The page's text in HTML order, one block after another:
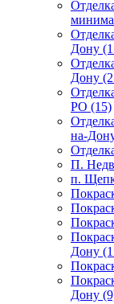
Дону
Дону
РО (15)
на-
П.
п.
Дону
Дону